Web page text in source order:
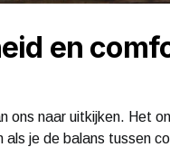
en
ons naar uitkijken. Het
als je de balans tussen